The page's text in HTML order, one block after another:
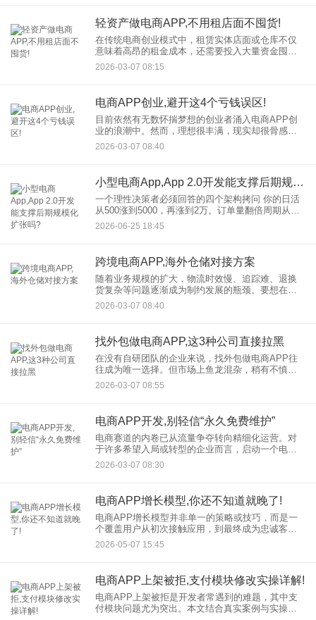
轻资产做电商APP,不用租店面不囤货!
在传统电商创业模式中，租赁实体店面或仓库不仅
意味着高昂的租金成本，还需要投入大量资金囤
货，这对于资金有限的创业者来说无疑是一道难以
跨越的门槛。随着商业模式的迭代，一种名为“轻资
2026-03-07 08:15
电商APP创业,避开这4个亏钱误区!
目前依然有无数怀揣梦想的创业者涌入电商APP创
业的浪潮中。然而，理想很丰满，现实却很骨感。
我们看到太多APP上线即“见光死”，或者烧完投资人
2026-03-07 08:40
小型电商App,App 2.0开发能支撑后期规模化扩张吗?
一个理性决策者必须回答的四个架构拷问 你的日活
从500涨到5000，再涨到2万。订单量翻倍周期从三
个月缩短到两周。服务器时不时CPU飙高，数据库
连接池频繁告警，每次大促前都得通宵“压测—扩容
2026-06-25 18:45
跨境电商APP,海外仓储对接方案
随着业务规模的扩大，物流时效慢、追踪难、退换
货复杂等问题逐渐成为制约发展的瓶颈。要想在激
烈的市场竞争中脱颖而出，一套完善的APP海外仓
储对接方案不再是“加分项”，而是“必选项”。本文将
2026-03-07 08:40
找外包做电商APP,这3种公司直接拉黑
在没有自研团队的企业来说，找外包做电商APP往
往成为唯一选择。但市场上鱼龙混杂，稍有不慎就
会踩坑。今天我们就来盘点那些需要直接拉黑的三
2026-03-07 08:55
电商APP开发,别轻信“永久免费维护”
电商赛道的内卷已从流量争夺转向精细化运营。对
于许多希望入局或转型的企业而言，启动一个电商
APP项目，技术成本往往是第一道坎。正因如此，
市场上不少服务商打出了极具诱惑力的口号——"一
2026-03-07 08:30
电商APP增长模型,你还不知道就晚了!
电商APP增长模型并非单一的策略或技巧，而是一
个覆盖用户从初次接触应用，到最终成为忠诚客户
并自发传播的完整闭环。它强调的是数据驱动、实
验验证和跨部门协作。简单来说，就是运用一套结
2026-05-07 15:45
电商APP上架被拒,支付模块修改实操详解!
电商APP上架被拒是开发者常遇到的难题，其中支
付模块问题尤为突出。本文结合真实案例与实操经